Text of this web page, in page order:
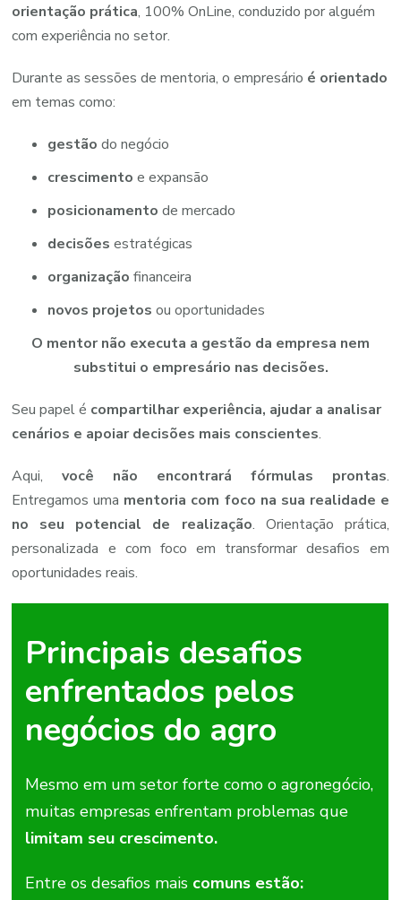
orientação prática, 100% OnLine,conduzidoporalguém
comexperiêncianosetor.
Duranteassessõesdementoria,oempresário é orientado
em temascomo:
gestão do negócio
crescimento e expansão
posicionamento de mercado
decisões estratégicas
organização financeira
novos projetos ou oportunidades
O mentornão executa a gestão da empresa nem
substitui o empresário nas decisões.
Seupapelé compartilharexperiência, ajudara analisar
cenários e apoiardecisões mais conscientes.
Aqui,você não encontrará fórmulas prontas.
Entregamos uma mentoria com foco na sua realidade e
no seu potencial de realização. Orientação prática,
personalizada e com foco em transformar desafios em
oportunidades reais.
Principais desafios
enfrentados pelos
negócios do agro
Mesmoem umsetorfortecomooagronegócio,
muitasempresasenfrentam problemasque
limitam seu crescimento.
Entreosdesafios mais comuns estão: